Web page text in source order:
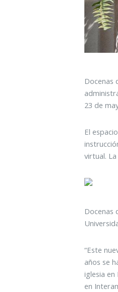
Docenas
23 de
El
virtual.
Docenas
“Este
años se
iglesia
en